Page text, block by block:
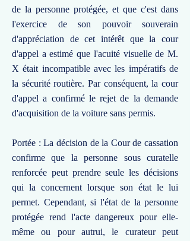
de la personne protégée, et que c'est dans
l'exercice de son pouvoir souverain
d'appréciation de cet intérêt que la cour
d'appel a estimé que l'acuité visuelle de M.
X était incompatible avec les impératifs de
la sécurité routière. Par conséquent, la cour
d'appel a confirmé le rejet de la demande
d'acquisition de la voiture sans permis.
Portée : La décision de la Cour de cassation
confirme que la personne sous curatelle
renforcée peut prendre seule les décisions
qui la concernent lorsque son état le lui
permet. Cependant, si l'état de la personne
protégée rend l'acte dangereux pour elle-
même ou pour autrui, le curateur peut